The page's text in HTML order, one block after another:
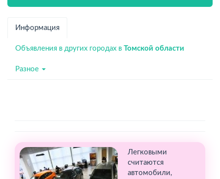
Информация
Объявления в других городах в Томской области
Разное
Легковыми
считаются
автомобили,